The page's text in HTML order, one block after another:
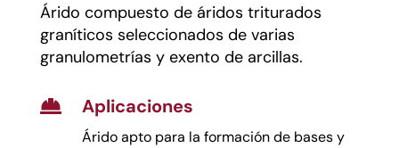
Árido compuesto de áridos triturados
graníticos seleccionados de varias
granulometrías y exento de arcillas.
 Aplicaciones
Árido apto para la formación de bases y